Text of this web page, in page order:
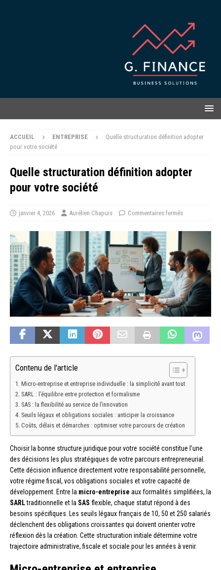
ACCUEIL ENTREPRISE
Quelle structuration définition adopter
pour votre société
Quelle structuration définition adopter
pour votre société
janvier 4, 2026 Aurélien Chapuis Commentaires fermés
Contenu de l'article
Micro-entreprise et entreprise individuelle : la simplicité avant tout
SARL : l’équilibre entre protection et formalisme
SAS : la flexibilité au service de l’innovation
Seuils légaux et obligations sociales : anticiper la croissance
Coûts, délais et démarches : optimiser votre parcours de création
Choisir la bonne structure juridique pour votre société constitue l’une
des décisions les plus stratégiques de votre parcours entrepreneurial.
Cette décision influence directement votre responsabilité personnelle,
votre régime fiscal, vos obligations sociales et votre capacité de
développement. Entre la micro-entreprise aux formalités simplifiées, la
SARLtraditionnelle et la SAS flexible, chaque statut répond à des
besoins spécifiques. Les seuils légaux français de 10, 50 et 250 salariés
déclenchent des obligations croissantes qui doivent orienter votre
réflexion dès la création. Cette structuration initiale détermine votre
trajectoire administrative, fiscale et sociale pour les années à venir.